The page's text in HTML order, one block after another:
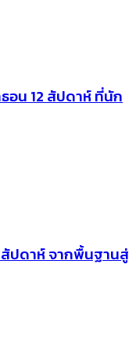
อน 12 สัปดาห์ ที่นัก
ปดาห์ จากพื้นฐานสู่